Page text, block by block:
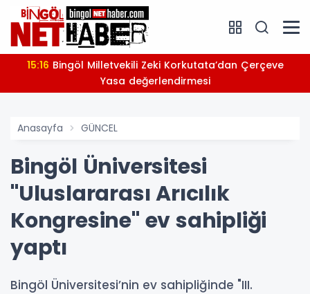
15:16
Yasa değerlendirmesi
Anasayfa GÜNCEL
Bingöl Üniversitesi
"Uluslararası Arıcılık
Kongresine" ev sahipliği
yaptı
Bingöl Üniversitesi’nin ev sahipliğinde "III.